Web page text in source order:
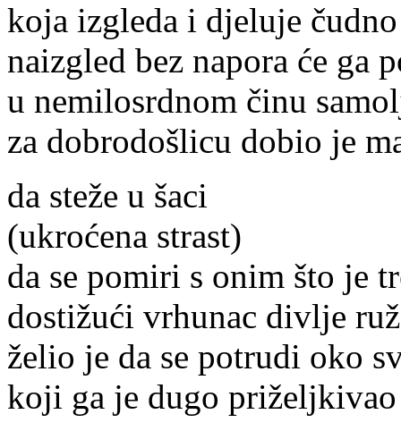
koja izgleda i djeluje čudno
naizgled bez napora će ga
u nemilosrdnom činu
za dobrodošlicu dobio je
da steže u šaci
(ukroćena strast)
da se pomiri s onim što je
dostižući vrhunac divlje
želio je da se potrudi oko
koji ga je dugo priželjkivao